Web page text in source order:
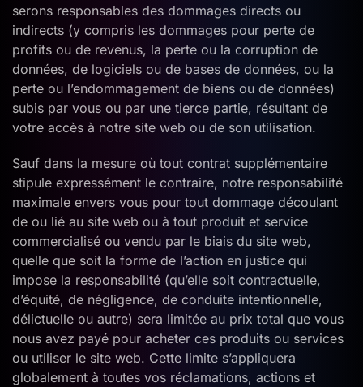
serons responsables des dommages directs ou
indirects (y compris les dommages pour perte de
profits ou de revenus, la perte ou la corruption de
données, de logiciels ou de bases de données, ou la
perte ou l’endommagement de biens ou de données)
subis par vous ou par une tierce partie, résultant de
votre accès à notre site web ou de son utilisation.
Sauf dans la mesure où tout contrat supplémentaire
stipule expressément le contraire, notre responsabilité
maximale envers vous pour tout dommage découlant
de ou lié au site web ou à tout produit et service
commercialisé ou vendu par le biais du site web,
quelle que soit la forme de l’action en justice qui
impose la responsabilité (qu’elle soit contractuelle,
d’équité, de négligence, de conduite intentionnelle,
délictuelle ou autre) sera limitée au prix total que vous
nous avez payé pour acheter ces produits ou services
ou utiliser le site web. Cette limite s’appliquera
globalement à toutes vos réclamations, actions et